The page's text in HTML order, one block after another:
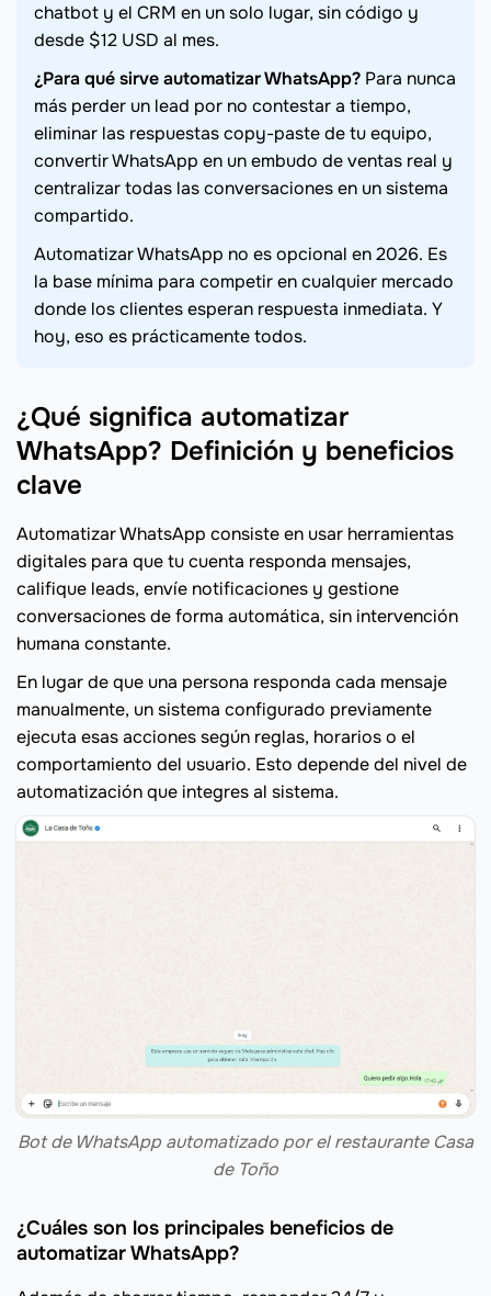
chatbot y el CRM en un solo lugar, sin código y
desde $12 USD al mes.
¿Para qué sirve automatizar WhatsApp? Para nunca
más perder un lead por no contestar a tiempo,
eliminar las respuestas copy-paste de tu equipo,
convertir WhatsApp en un embudo de ventas real y
centralizar todas las conversaciones en un sistema
compartido.
Automatizar WhatsApp no es opcional en 2026. Es
la base mínima para competir en cualquier mercado
donde los clientes esperan respuesta inmediata. Y
hoy, eso es prácticamente todos.
¿Qué significa automatizar
WhatsApp? Definición y beneficios
clave
Automatizar WhatsApp consiste en usar herramientas
digitales para que tu cuenta responda mensajes,
califique leads, envíe notificaciones y gestione
conversaciones de forma automática, sin intervención
humana constante.
En lugar de que una persona responda cada mensaje
manualmente, un sistema configurado previamente
ejecuta esas acciones según reglas, horarios o el
comportamiento del usuario. Esto depende del nivel de
automatización que integres al sistema.
Bot de WhatsApp automatizado por el restaurante Casa
de Toño
¿Cuáles son los principales beneficios de
automatizar WhatsApp?